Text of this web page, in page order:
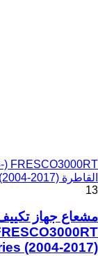
القاطرة Scania P,G,R,T-series (2004-2017)
13
(2004-2017)